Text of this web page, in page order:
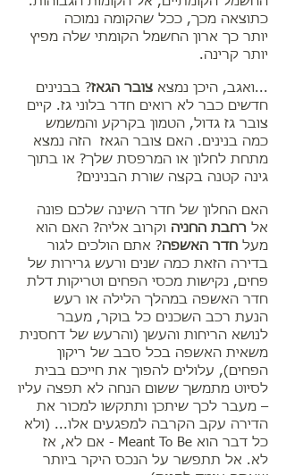
כתוצאה מכך, ככל שהקומה נמוכה
יותר כך ארון החשמל הקומתי שלה מפיץ
יותר קרינה.
...ואגב, היכן נמצא צובר הגאז? בבנינים
חדשים כבר לא רואים חדר בלוני גז. קיים
צובר גז גדול, הטמון בקרקע והמשמש
כמה בנינים. האם צובר הגאז הזה נמצא
מתחת לחלון או המרפסת שלך? או בתוך
גינה קטנה בקצה שורת הבנינים?
האם החלון של חדר השינה שלכם פונה
אל רחבת החניה וקרוב אליה? האם הוא
מעל חדר האשפה? אתם הולכים לגור
בדירה הזאת כמה שנים ורעש גרירות של
פחים, נקישות מכסי הפחים וטריקות דלת
חדר האשפה במהלך הלילה או רעש
הנעת רכב השכנים כל בוקר, מעבר
לנושא הריחות והעשן (והרעש של דחסנית
משאית האשפה בכל סבב של ריקון
הפחים), עלולים להפוך את חייכם בבית
לסיוט מתמשך ששום הנחה לא תפצה עליו
– מעבר לכך שיתכן ותתקשו למכור את
הדירה עקב הקרבה למפגעים אלו... (ולא
כל דבר הוא Meant To Be - אם לא, אז
לא. אל תתפשר על הנכס היקר ביותר